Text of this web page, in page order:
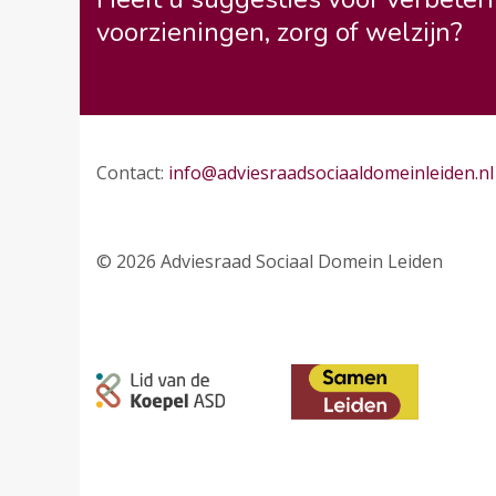
voorzieningen, zorg of welzijn?
Contact: info@adviesraadsociaaldomeinleiden.nl
© 2026 Adviesraad Sociaal Domein Leiden